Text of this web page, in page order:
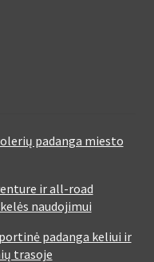
padanga miesto
ir all-road
naudojimui
padanga keliui ir
trasoje